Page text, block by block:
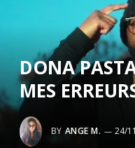
DONA
MES
BY ANGE M. 24/